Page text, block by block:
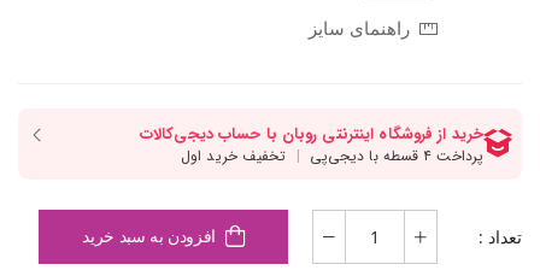
راهنمای سایز
تعداد : افزودن به سبد خرید